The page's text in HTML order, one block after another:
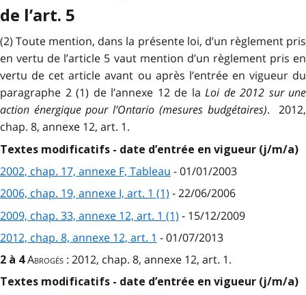
de l’art. 5
(2) Toute mention, dans la présente loi, d’un règlement pris
en vertu de l’article 5 vaut mention d’un règlement pris en
vertu de cet article avant ou après l’entrée en vigueur du
paragraphe 2 (1) de l’annexe 12 de la Loi de 2012 sur une
action énergique pour l’Ontario (mesures budgétaires). 2012,
chap. 8, annexe 12, art. 1.
Textes modificatifs - date d’entrée en vigueur (j/m/a)
2002, chap. 17, annexe F, Tableau - 01/01/2003
2006, chap. 19, annexe I, art. 1 (1) - 22/06/2006
2009, chap. 33, annexe 12, art. 1 (1) - 15/12/2009
2012, chap. 8, annexe 12, art. 1 - 01/07/2013
2 à 4Abrogés : 2012, chap. 8, annexe 12, art. 1.
Textes modificatifs - date d’entrée en vigueur (j/m/a)